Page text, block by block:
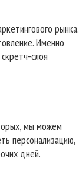
рынка.
Именно
слоя
мы можем
персонализацию,
дней.